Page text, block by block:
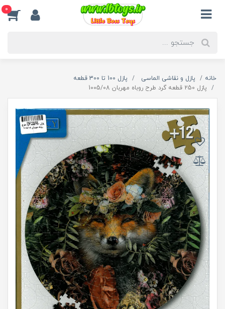
0
خانه پازل و نقاشی الماسی
پازل 100 تا 300 قطعه
پازل 250 قطعه گرد طرح روباه مهربان 1005/08